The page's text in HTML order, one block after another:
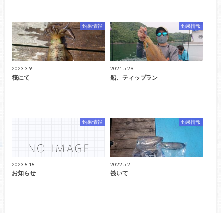
釣果情報
2023.3.9
筏にて
釣果情報
2021.5.29
船、ティップラン
釣果情報
2023.8.18
お知らせ
釣果情報
2022.5.2
筏いて